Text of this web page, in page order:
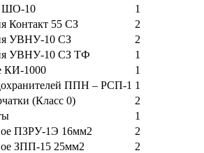
ШО-10
1
Контакт 55 СЗ
2
УВНУ-10 СЗ
2
УВНУ-10 СЗ ТФ
1
КИ-1000
1
ППН – РСП-1 1
(Класс 0)
2
1
ПЗРУ-1Э 16мм2
2
ЗПП-15 25мм2
2